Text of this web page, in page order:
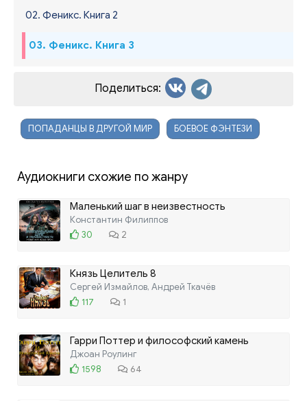
02. Феникс. Книга 2
03. Феникс. Книга 3
Поделиться:
ПОПАДАНЦЫ В ДРУГОЙ МИР БОЕВОЕ ФЭНТЕЗИ
Аудиокниги схожие по жанру
Маленький шаг в неизвестность
Константин Филиппов
30
2
Князь Целитель 8
Сергей Измайлов, Андрей Ткачёв
117
1
Гарри Поттер и философский камень
Джоан Роулинг
1598
64